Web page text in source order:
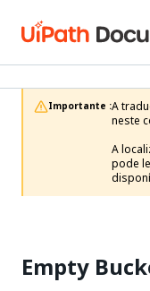
Importante :A
neste
A
pode
Empty